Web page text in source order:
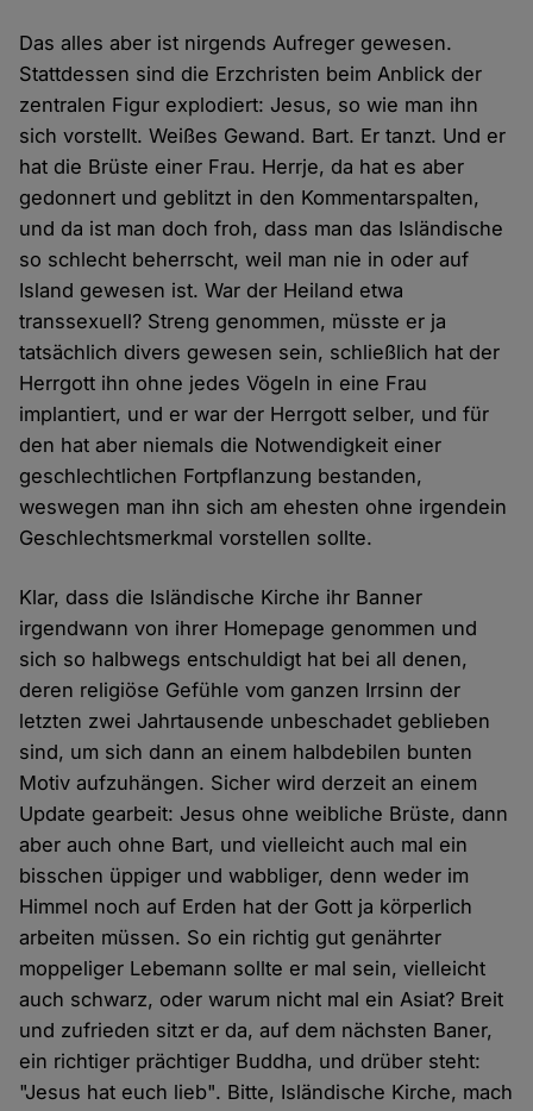
Das alles aber ist nirgends Aufreger gewesen.
Stattdessen sind die Erzchristen beim Anblick der
zentralen Figur explodiert: Jesus, so wie man ihn
sich vorstellt. Weißes Gewand. Bart. Er tanzt. Und er
hat die Brüste einer Frau. Herrje, da hat es aber
gedonnert und geblitzt in den Kommentarspalten,
und da ist man doch froh, dass man das Isländische
so schlecht beherrscht, weil man nie in oder auf
Island gewesen ist. War der Heiland etwa
transsexuell? Streng genommen, müsste er ja
tatsächlich divers gewesen sein, schließlich hat der
Herrgott ihn ohne jedes Vögeln in eine Frau
implantiert, und er war der Herrgott selber, und für
den hat aber niemals die Notwendigkeit einer
geschlechtlichen Fortpflanzung bestanden,
weswegen man ihn sich am ehesten ohne irgendein
Geschlechtsmerkmal vorstellen sollte.
Klar, dass die Isländische Kirche ihr Banner
irgendwann von ihrer Homepage genommen und
sich so halbwegs entschuldigt hat bei all denen,
deren religiöse Gefühle vom ganzen Irrsinn der
letzten zwei Jahrtausende unbeschadet geblieben
sind, um sich dann an einem halbdebilen bunten
Motiv aufzuhängen. Sicher wird derzeit an einem
Update gearbeit: Jesus ohne weibliche Brüste, dann
aber auch ohne Bart, und vielleicht auch mal ein
bisschen üppiger und wabbliger, denn weder im
Himmel noch auf Erden hat der Gott ja körperlich
arbeiten müssen. So ein richtig gut genährter
moppeliger Lebemann sollte er mal sein, vielleicht
auch schwarz, oder warum nicht mal ein Asiat? Breit
und zufrieden sitzt er da, auf dem nächsten Baner,
ein richtiger prächtiger Buddha, und drüber steht:
"Jesus hat euch lieb". Bitte, Isländische Kirche, mach